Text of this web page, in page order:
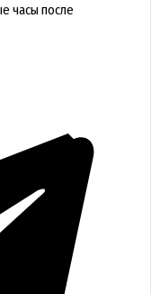
часы после